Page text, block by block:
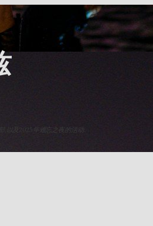
,以及2025年难忘之夜的活动.